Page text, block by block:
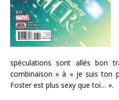
spéculations sont allés bon
combinaison » à « je suis ton
Foster est plus sexy que toi… ».